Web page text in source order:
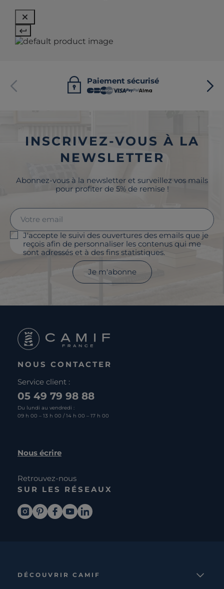
Paiement sécurisé
INSCRIVEZ-VOUS À LA
NEWSLETTER
Abonnez-vous à la newsletter et surveillez vos mails
pour profiter de 5% de remise !
J'accepte le suivi des ouvertures des emails que je
reçois afin de personnaliser les contenus qui me
sont adressés et à des fins statistiques.
Je m'abonne
NOUS CONTACTER
Service client :
05 49 79 98 88
Du lundi au vendredi :
09 h 00 – 13 h 00 / 14 h 00 – 17 h 00
Nous écrire
Retrouvez-nous
SUR LES RÉSEAUX
DÉCOUVRIR CAMIF